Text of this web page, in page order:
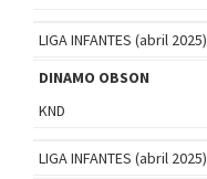
LIGA INFANTES (abril 2025)
DINAMO OBSON
KND
LIGA INFANTES (abril 2025)